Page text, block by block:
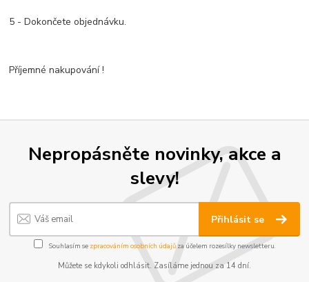
5 - Dokončete objednávku.
Příjemné nakupování !
Nepropásněte novinky, akce a
slevy!
Přihlásit se
Souhlasím se zpracováním osobních údajůza účelem rozesílky newsletteru.
Můžete se kdykoli odhlásit. Zasíláme jednou za 14 dní.